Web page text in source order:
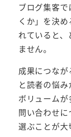
ブログ集客
くか」を決
れていると
ません。
成果につな
と読者の悩
ボリュームが
問い合わせ
選ぶことが大